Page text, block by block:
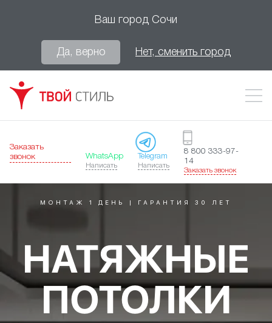
Ваш город Сочи
Да, верно Нет, сменить город
Заказать
звонок
WhatsApp
Написать
Telegram
Написать
8 800 333-97-
14
Заказать звонок
МОНТАЖ 1 ДЕНЬ | ГАРАНТИЯ 30 ЛЕТ
НАТЯЖНЫЕ
ПОТОЛКИ